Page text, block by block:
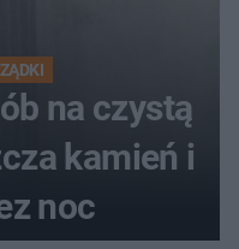
na czystą
kamień i
noc